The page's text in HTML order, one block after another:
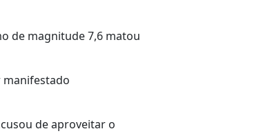
de magnitude 7,6 matou
manifestado
de aproveitar o